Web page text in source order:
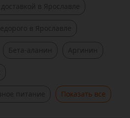
Показать все